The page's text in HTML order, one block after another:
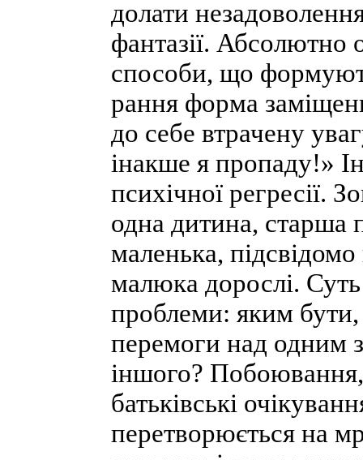
долати
фантазії. Абсолютно
способи, що
рання форма
до себе втрачену
інакше я пропаду!»
психічної регресії.
одна дитина, старша
маленька,
малюка дорослі. Суть
проблеми: яким
перемоги над одним
іншого? Побоювання,
батьківські
перетворюється на